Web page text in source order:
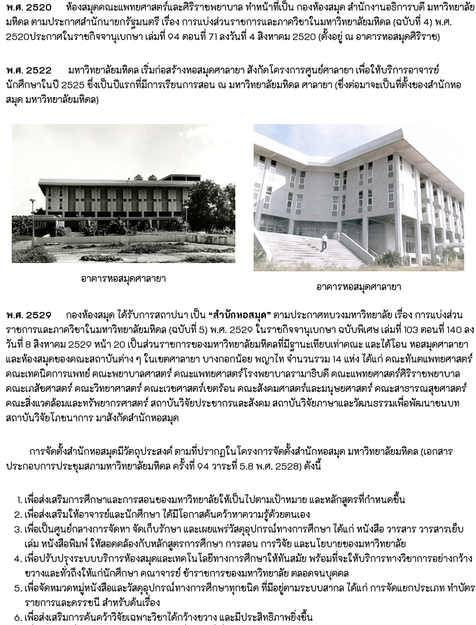
พ.ศ. 2520 ห้องสมุดคณะแพทยศาสตร์และศิริราชพยาบาล ทำหน้าที่เป็น กองห้องสมุด สำนักงานอธิการบดี มหาวิทยาลัย
มหิดล ตามประกาศสำนักนายกรัฐมนตรี เรื่อง การแบ่งส่วนราชการและภาควิชาในมหาวิทยาลัยมหิดล (ฉบับที่ 4) พ.ศ.
2520ประกาศในราชกิจจานุเบกษา เล่มที่ 94 ตอนที่ 71 ลงวันที่ 4 สิงหาคม 2520 (ตั้งอยู่ ณ อาคารหอสมุดศิริราช)
พ.ศ. 2522 มหาวิทยาลัยมหิดล เริ่มก่อสร้างหอสมุดศาลายา สังกัดโครงการศูนย์ศาลายา เพื่อให้บริการอาจารย์
นักศึกษาในปี 2525 ซึ่งเป็นปีแรกที่มีการเรียนการสอน ณ มหาวิทยาลัยมหิดล ศาลายา (ซึ่งต่อมาจะเป็นที่ตั้งของสำนักหอ
สมุด มหาวิทยาลัยมหิดล)
อาคารหอสมุดศาลายา
อาคารหอสมุดศาลายา
พ.ศ. 2529 กองห้องสมุด ได้รับการสถาปนา เป็น “สำนักหอสมุด” ตามประกาศทบวงมหาวิทยาลัย เรื่อง การแบ่งส่วน
ราชการและภาควิชาในมหาวิทยาลัยมหิดล (ฉบับที่ 5) พ.ศ. 2529 ในราชกิจจานุเบกษา ฉบับพิเศษ เล่มที่ 103 ตอนที่ 140 ลง
วันที่ 8 สิงหาคม 2529 หน้า 20 เป็นส่วนราชการของมหาวิทยาลัยมหิดลที่มีฐานะเทียบเท่าคณะ และได้โอน หอสมุดศาลายา
และห้องสมุดของคณะสถาบันต่าง ๆ ในเขตศาลายา บางกอกน้อย พญาไท จำนวนรวม 14 แห่ง ได้แก่ คณะทันตแพทยศาสตร์
คณะเทคนิคการแพทย์ คณะพยาบาลศาสตร์ คณะแพทยศาสตร์โรงพยาบาลรามาธิบดี คณะแพทยศาสตร์ศิริราชพยาบาล
คณะเภสัชศาสตร์ คณะวิทยาศาสตร์ คณะเวชศาสตร์เขตร้อน คณะสังคมศาสตร์และมนุษยศาสตร์ คณะสาธารณสุขศาสตร์
คณะสิ่งแวดล้อมและทรัพยากรศาสตร์ สถาบันวิจัยประชากรและสังคม สถาบันวิจัยภาษาและวัฒนธรรมเพื่อพัฒนาชนบท
สถาบันวิจัยโภชนาการ มาสังกัดสำนักหอสมุด
การจัดตั้งสำนักหอสมุดมีวัตถุประสงค์ ตามที่ปรากฏในโครงการจัดตั้งสำนักหอสมุด มหาวิทยาลัยมหิดล (เอกสาร
ประกอบการประชุมสภามหาวิทยาลัยมหิดล ครั้งที่ 94 วาระที่ 5.8 พ.ศ. 2528) ดังนี้
เพื่อส่งเสริมการศึกษาและการสอนของมหาวิทยาลัยให้เป็นไปตามเป้าหมาย และหลักสูตรที่กำหนดขึ้น
เพื่อส่งเสริมให้อาจารย์และนักศึกษา ได้มีโอกาสค้นคว้าหาความรู้ด้วยตนเอง
เพื่อเป็นศูนย์กลางการจัดหา จัดเก็บรักษา และเผยแพร่วัสดุอุปกรณ์ทางการศึกษา ได้แก่ หนังสือ วารสาร วารสารเย็บ
เล่ม หนังสือพิมพ์ ให้สอดคล้องกับหลักสูตรการศึกษา การสอน การวิจัย และนโยบายของมหาวิทยาลัย
เพื่อปรับปรุงระบบบริการห้องสมุดและเทคโนโลยีทางการศึกษาให้ทันสมัย พร้อมที่จะให้บริการทางวิชาการอย่างกว้าง
ขวางและทั่วถึงให้แก่นักศึกษา คณาจารย์ ข้าราชการของมหาวิทยาลัย ตลอดจนบุคคล
เพื่อจัดหมวดหมู่หนังสือและวัสดุอุปกรณ์ทางการศึกษาทุกชนิด ที่มีอยู่ตามระบบสากล ได้แก่ การจัดแยกประเภท ทำบัตร
รายการและดรรชนี สำหรับค้นเรื่อง
เพื่อส่งเสริมการค้นคว้าวิจัยเฉพาะวิชาได้กว้างขวาง และมีประสิทธิภาพยิ่งขึ้น